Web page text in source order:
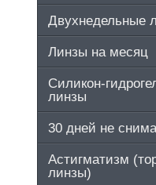
Двухнедельные
Линзы на месяц
Силикон-
линзы
30 дней не
Астигматизм
линзы)